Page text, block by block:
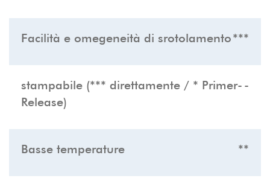
Facilità e omegeneità di srotolamento ***
stampabile (*** direttamente / * Primer-
Release)
-
Basse temperature **